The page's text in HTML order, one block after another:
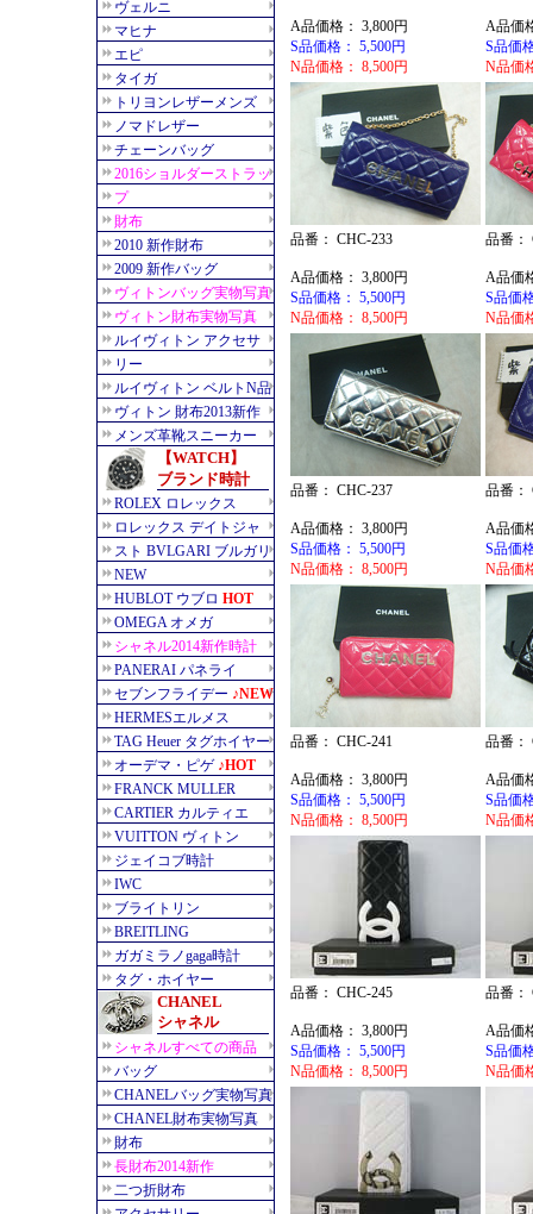
A品価格： 3,800円
S品価格： 5,500円
N品価格： 8,500円
A品価
S品価
N品価
品番： CHC-233
A品価格： 3,800円
S品価格： 5,500円
N品価格： 8,500円
品番：
A品価
S品価
N品価
品番： CHC-237
A品価格： 3,800円
S品価格： 5,500円
N品価格： 8,500円
品番：
A品価
S品価
N品価
品番： CHC-241
A品価格： 3,800円
S品価格： 5,500円
N品価格： 8,500円
品番：
A品価
S品価
N品価
品番： CHC-245
A品価格： 3,800円
S品価格： 5,500円
N品価格： 8,500円
品番：
A品価
S品価
N品価